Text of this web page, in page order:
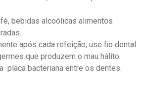
bebidas alcoólicas alimentos
após cada refeição, use fio dental
que produzem o mau hálito.
placa bacteriana entre os dentes.